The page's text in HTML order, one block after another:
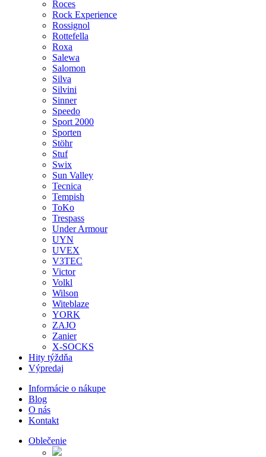
Roces
Rock Experience
Rossignol
Rottefella
Roxa
Salewa
Salomon
Silva
Silvini
Sinner
Speedo
Sport 2000
Sporten
Stöhr
Stuf
Swix
Sun Valley
Tecnica
Tempish
ToKo
Trespass
Under Armour
UYN
UVEX
V3TEC
Victor
Volkl
Wilson
Witeblaze
YORK
ZAJO
Zanier
X-SOCKS
Hity týždňa
Výpredaj
Informácie o nákupe
Blog
O nás
Kontakt
Oblečenie